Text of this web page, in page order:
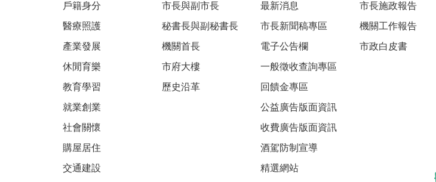
戶籍身分
醫療照護
產業發展
休閒育樂
教育學習
就業創業
社會關懷
購屋居住
交通建設
市長與副市長
秘書長與副秘書長
機關首長
市府大樓
歷史沿革
最新消息
市長新聞稿專區
電子公告欄
一般徵收查詢專區
回饋金專區
公益廣告版面資訊
收費廣告版面資訊
酒駕防制宣導
精選網站
市長施政報告
機關工作報告
市政白皮書